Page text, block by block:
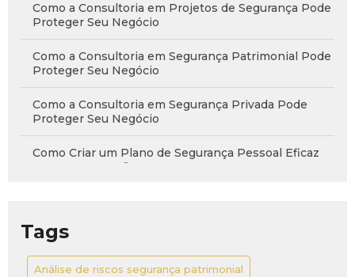
Como a Consultoria em Projetos de Segurança Pode
Proteger Seu Negócio
Como a Consultoria em Segurança Patrimonial Pode
Proteger Seu Negócio
Como a Consultoria em Segurança Privada Pode
Proteger Seu Negócio
Como Criar um Plano de Segurança Pessoal Eficaz
para Sua Proteção
Residencial Eficiente
Tags
Análise de riscos segurança patrimonial